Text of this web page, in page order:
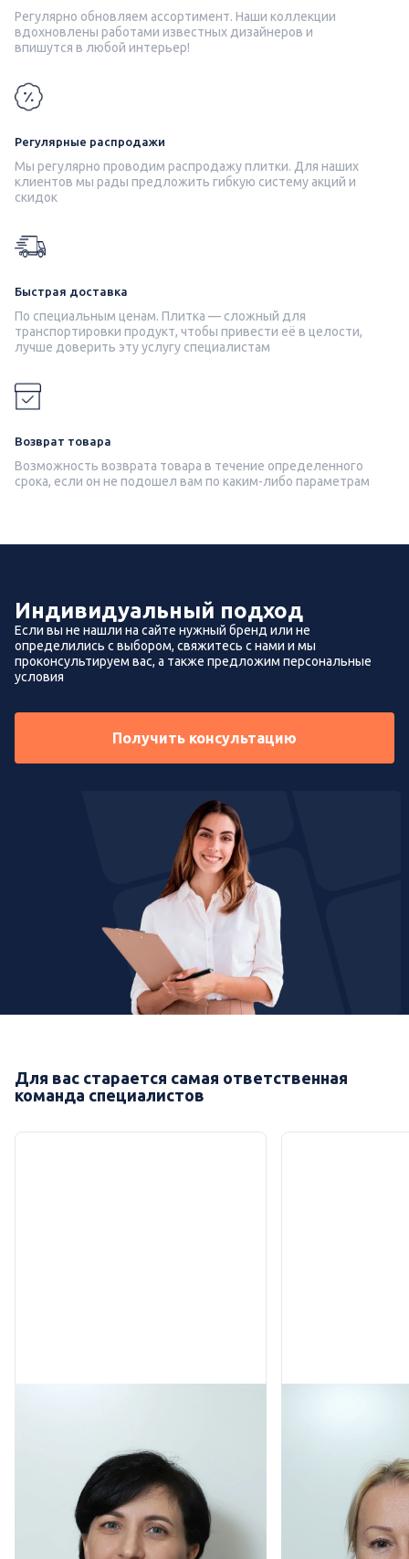
Регулярно обновляем ассортимент. Наши коллекции
вдохновлены работами известных дизайнеров и
впишутся в любой интерьер!
Регулярные распродажи
Мы регулярно проводим распродажу плитки. Для наших
клиентов мы рады предложить гибкую систему акций и
скидок
Быстрая доставка
По специальным ценам. Плитка — сложный для
транспортировки продукт, чтобы привести её в целости,
лучше доверить эту услугу специалистам
Возврат товара
Возможность возврата товара в течение определенного
срока, если он не подошел вам по каким-либо параметрам
Индивидуальный подход
Если вы не нашли на сайте нужный бренд или не
определились с выбором, свяжитесь с нами и мы
проконсультируем вас, а также предложим персональные
условия
Получить консультацию
Для вас старается самая ответственная
команда специалистов